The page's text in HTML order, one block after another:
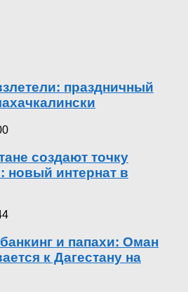
праздничный
создают точку
новый интернат в
и папахи: Оман
к Дагестану на